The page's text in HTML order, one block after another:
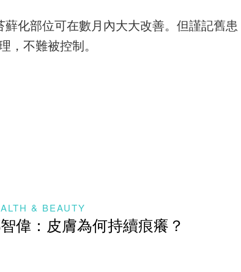
化部位可在數月內大大改善。但謹記舊患
，不難被控制。
& BEAUTY
偉：皮膚為何持續痕癢？